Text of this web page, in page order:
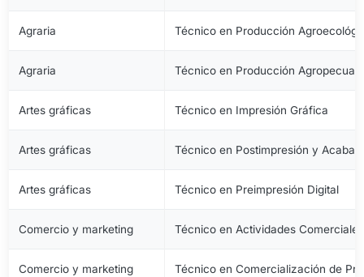
Agraria Técnico en Producción
Agraria Técnico en Producción
Artes gráficas Técnico en Impresión Gráfica
Artes gráficas Técnico en Postimpresión y
Artes gráficas Técnico en Preimpresión Digital
Comercio y marketing Técnico en Actividades Comerciales
Comercio y marketing Técnico en Comercialización de